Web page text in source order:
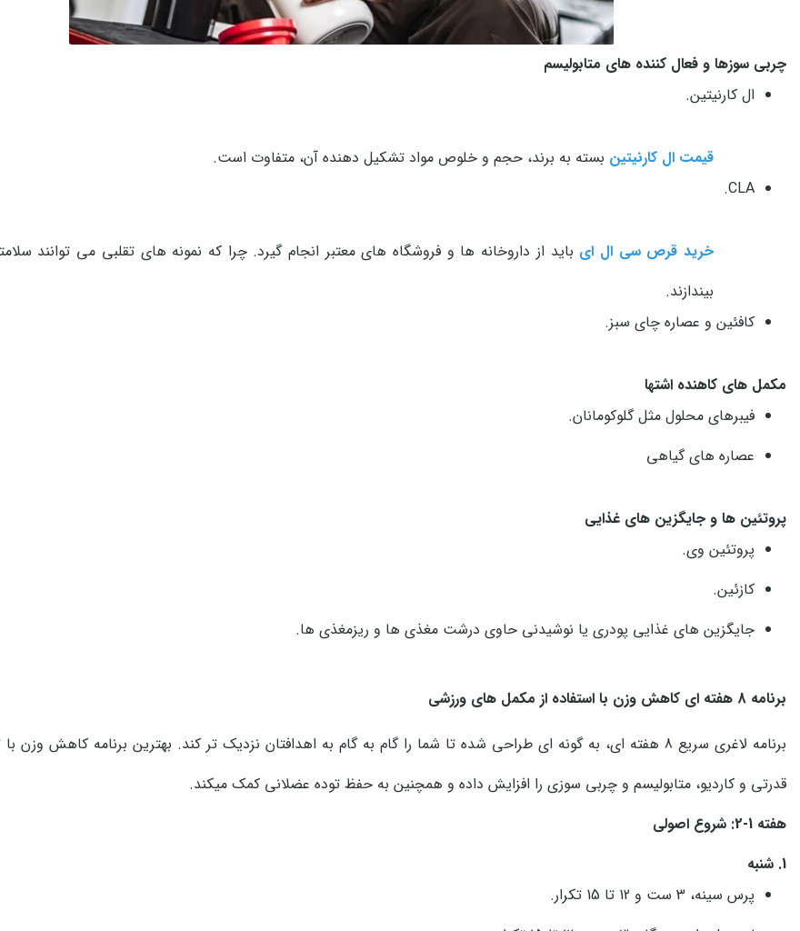
چربی سوزها و فعال کننده های متابولیسم
ال کارنیتین.
قیمت ال کارنیتین بسته به برند، حجم و خلوص مواد تشکیل دهنده آن، متفاوت است.
CLA.
خرید قرص سی ال ای باید از داروخانه ها و فروشگاه های معتبر انجام گیرد. چرا که نمونه های تقلبی می توانند
بیندازند.
کافئین و عصاره چای سبز.
مکمل های کاهنده اشتها
فیبرهای محلول مثل گلوکومانان.
عصاره های گیاهی
پروتئین ها و جایگزین های غذایی
پروتئین وی.
کازئین.
جایگزین های غذایی پودری یا نوشیدنی حاوی درشت مغذی ها و ریزمغذی ها.
برنامه 8 هفته ای کاهش وزن با استفاده از مکمل های ورزشی
برنامه لاغری سریع 8 هفته ای، به گونه ای طراحی شده تا شما را گام به گام به اهدافتان نزدیک تر کند. بهترین برنامه کاهش وزن
قدرتی و کاردیو، متابولیسم و چربی سوزی را افزایش داده و همچنین به حفظ توده عضلانی کمک میکند.
هفته 1-2: شروع اصولی
1. شنبه
پرس سینه، 3 ست و 12 تا 15 تکرار.